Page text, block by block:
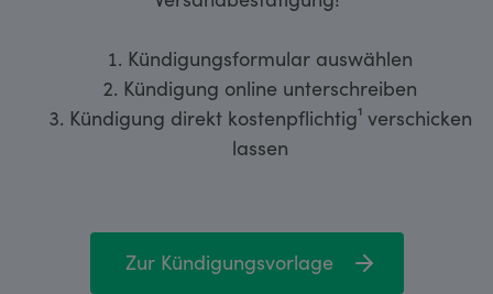
Kündigungsformular auswählen
Kündigung online unterschreiben
Kündigung direkt kostenpflichtig¹ verschicken
lassen
Zur Kündigungsvorlage